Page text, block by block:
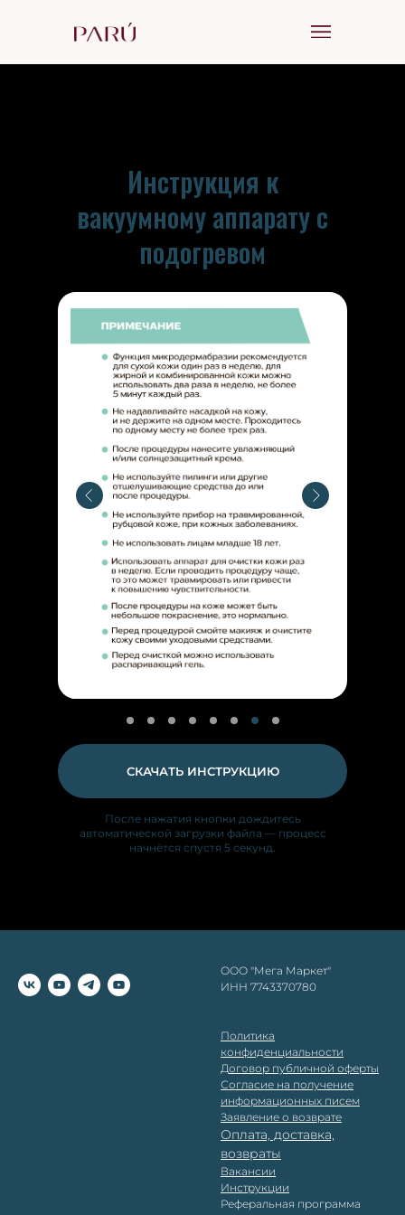
После нажатия кнопки дождитесь
автоматической загрузки файла — процесс
начнётся спустя 5 секунд.
Инструкция к
вакуумному аппарату с
подогревом
СКАЧАТЬ ИНСТРУКЦИЮ
ООО "Мега Маркет"
ИНН 7743370780
Политика
конфиденциальности
Договор публичной оферты
Согласие на получение
информационных писем
Заявление о возврате
Оплата, доставка,
возвраты
Вакансии
Инструкции
Реферальная программа